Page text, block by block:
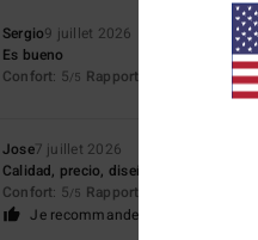
Sergio9 juillet 2026
Es bueno
Confort: 5/5 Rapport qualité / prix : 5/5
Jose7 juillet 2026
Calidad, precio, diseño
Confort: 5/5 Rapport qualité / prix
Je recommande ce produit